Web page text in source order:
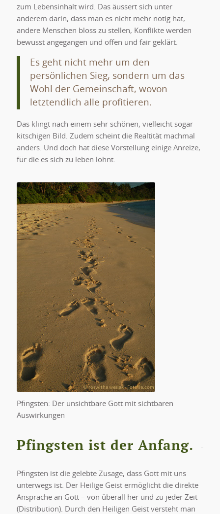
zum Lebensinhalt wird. Das äussert sich unter
anderem darin, dass man es nicht mehr nötig hat,
andere Menschen bloss zu stellen, Konflikte werden
bewusst angegangen und offen und fair geklärt.
Es geht nicht mehr um den
persönlichen Sieg, sondern um das
Wohl der Gemeinschaft, wovon
letztendlich alle profitieren.
Das klingt nach einem sehr schönen, vielleicht sogar
kitschigen Bild. Zudem scheint die Realtität machmal
anders. Und doch hat diese Vorstellung einige Anreize,
für die es sich zu leben lohnt.
Pfingsten: Der unsichtbare Gott mit sichtbaren
Auswirkungen
Pfingsten ist der Anfang.
Pfingsten ist die gelebte Zusage, dass Gott mit uns
unterwegs ist. Der Heilige Geist ermöglicht die direkte
Ansprache an Gott – von überall her und zu jeder Zeit
(Distribution). Durch den Heiligen Geist versteht man